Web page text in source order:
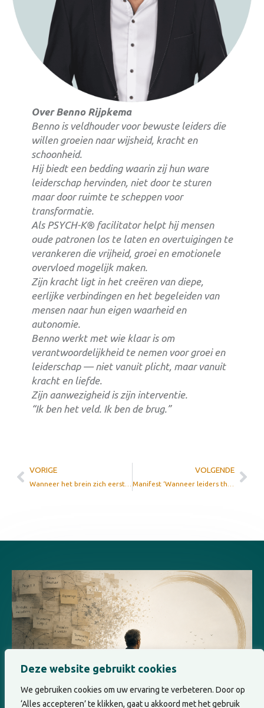
Deze website gebruikt cookies
We gebruiken cookies om uw ervaring te verbeteren. Door op
‘Alles accepteren’ te klikken, gaat u akkoord met het gebruik
Over Benno Rijpkema
Benno is veldhouder voor bewuste leiders die
willen groeien naar wijsheid, kracht en
schoonheid.
Hij biedt een bedding waarin zij hun ware
leiderschap hervinden, niet door te sturen
maar door ruimte te scheppen voor
transformatie.
Als PSYCH-K® facilitator helpt hij mensen
oude patronen los te laten en overtuigingen te
verankeren die vrijheid, groei en emotionele
overvloed mogelijk maken.
Zijn kracht ligt in het creëren van diepe,
eerlijke verbindingen en het begeleiden van
mensen naar hun eigen waarheid en
autonomie.
Benno werkt met wie klaar is om
verantwoordelijkheid te nemen voor groei en
leiderschap — niet vanuit plicht, maar vanuit
kracht en liefde.
Zijn aanwezigheid is zijn interventie.
“Ik ben het veld. Ik ben de brug.”
VORIGE VOLGENDE